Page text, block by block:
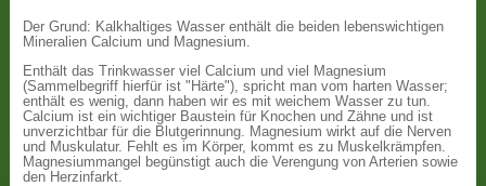
Der Grund: Kalkhaltiges Wasser enthält die beiden lebenswichtigen
Mineralien Calcium und Magnesium.
Enthält das Trinkwasser viel Calcium und viel Magnesium
(Sammelbegriff hierfür ist "Härte"), spricht man vom harten Wasser;
enthält es wenig, dann haben wir es mit weichem Wasser zu tun.
Calcium ist ein wichtiger Baustein für Knochen und Zähne und ist
unverzichtbar für die Blutgerinnung. Magnesium wirkt auf die Nerven
und Muskulatur. Fehlt es im Körper, kommt es zu Muskelkrämpfen.
Magnesiummangel begünstigt auch die Verengung von Arterien sowie
den Herzinfarkt.